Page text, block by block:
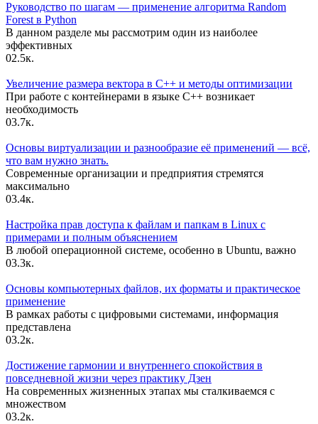
Руководство по шагам — применение алгоритма Random
Forest в Python
В данном разделе мы рассмотрим один из наиболее
эффективных
02.5к.
Увеличение размера вектора в C++ и методы оптимизации
При работе с контейнерами в языке C++ возникает
необходимость
03.7к.
Основы виртуализации и разнообразие её применений — всё,
что вам нужно знать.
Современные организации и предприятия стремятся
максимально
03.4к.
Настройка прав доступа к файлам и папкам в Linux с
примерами и полным объяснением
В любой операционной системе, особенно в Ubuntu, важно
03.3к.
Основы компьютерных файлов, их форматы и практическое
применение
В рамках работы с цифровыми системами, информация
представлена
03.2к.
Достижение гармонии и внутреннего спокойствия в
повседневной жизни через практику Дзен
На современных жизненных этапах мы сталкиваемся с
множеством
03.2к.